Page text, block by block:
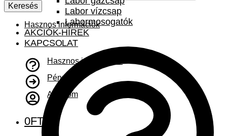
Keresés
Hasznos információk
Labor vízcsap
Labormosogatók
AKCIÓK-HÍREK
KAPCSOLAT
Hasznos információk
Pénztár
A fiókom
0FT